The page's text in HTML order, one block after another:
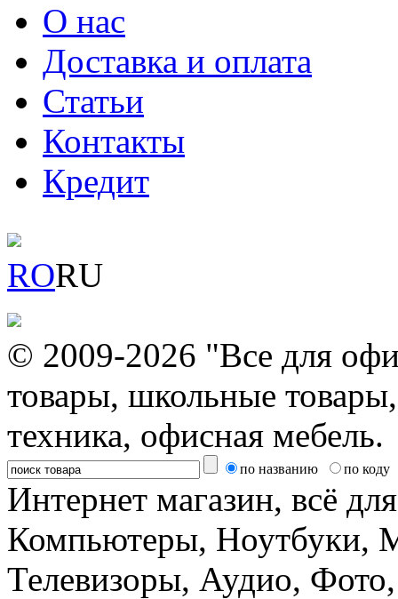
О нас
Доставка и оплата
Статьи
Контакты
Кредит
RORU
© 2009-2026 "Все для
товары, школьные
техника, офисная мебель.
по названию по коду
Интернет магазин, всё
Компьютеры, Ноутбуки,
Телевизоры, Аудио,